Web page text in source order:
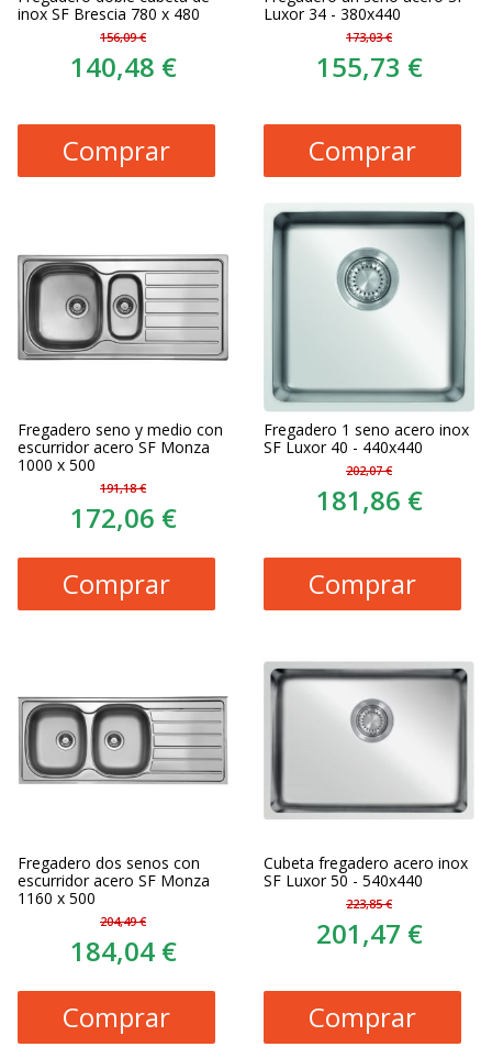
inox SF Brescia 780 x 480
156,09 €
140,48 €
Comprar
Luxor 34 - 380x440
173,03 €
155,73 €
Comprar
Fregadero seno y medio con
escurridor acero SF Monza
1000 x 500
191,18 €
172,06 €
Comprar
Fregadero 1 seno acero inox
SF Luxor 40 - 440x440
202,07 €
181,86 €
Comprar
Fregadero dos senos con
escurridor acero SF Monza
1160 x 500
204,49 €
184,04 €
Comprar
Cubeta fregadero acero inox
SF Luxor 50 - 540x440
223,85 €
201,47 €
Comprar